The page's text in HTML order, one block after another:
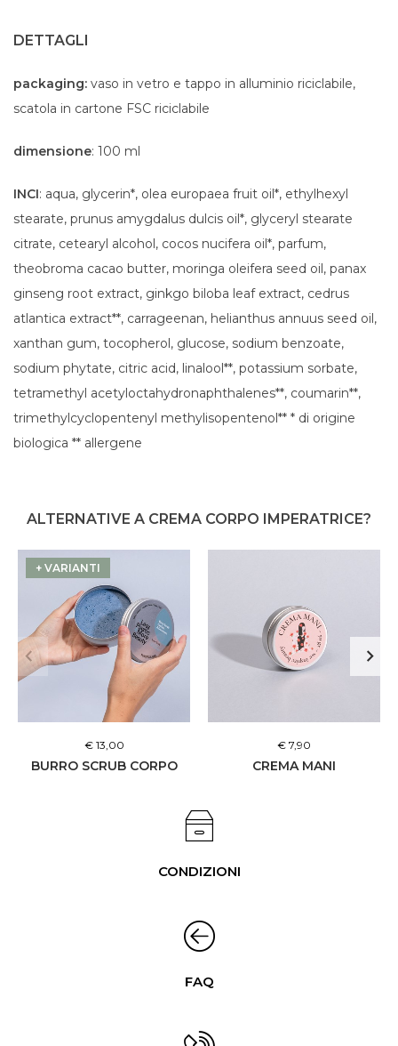
DETTAGLI
packaging: vaso in vetro e tappo in alluminio riciclabile,
scatola in cartone FSC riciclabile
dimensione: 100 ml
INCI: aqua, glycerin*, olea europaea fruit oil*, ethylhexyl
stearate, prunus amygdalus dulcis oil*, glyceryl stearate
citrate, cetearyl alcohol, cocos nucifera oil*, parfum,
theobroma cacao butter, moringa oleifera seed oil, panax
ginseng root extract, ginkgo biloba leaf extract, cedrus
atlantica extract**, carrageenan, helianthus annuus seed oil,
xanthan gum, tocopherol, glucose, sodium benzoate,
sodium phytate, citric acid, linalool**, potassium sorbate,
tetramethyl acetyloctahydronaphthalenes**, coumarin**,
trimethylcyclopentenyl methylisopentenol** * di origine
biologica ** allergene
ALTERNATIVE A CREMA CORPO IMPERATRICE?
+ VARIANTI
BURRO SCRUB CORPO
€ 13,00
CREMA MANI
€ 7,90
CONDIZIONI
FAQ